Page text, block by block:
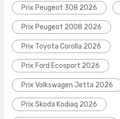
Prix Peugeot 308 2026
Prix Peugeot 2008 2026
Prix Toyota Corolla 2026
Prix Ford Ecosport 2026
Prix Volkswagen Jetta 2026
Prix Skoda Kodiaq 2026